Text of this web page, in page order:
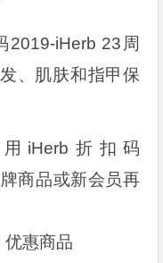
iHerb 23周
、肌肤和指甲保
iHerb折扣码
商品或新会员再
优惠商品